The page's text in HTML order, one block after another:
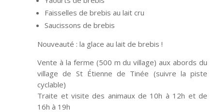
Faisselles de brebis au lait cru
Saucissons de brebis
Nouveauté : la glace au lait de brebis !
Vente à la ferme (500 m du village) aux abords du
village de St Étienne de Tinée (suivre la piste
cyclable)
Traite et visite des animaux de 10h à 12h et de
16h à 19h